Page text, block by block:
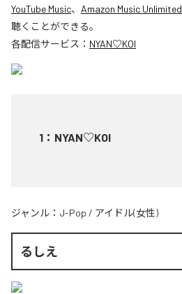
YouTube Music、 Amazon Music Unlimited
聴くことができる。
各配信サービス： NYAN♡KOI
1 ： NYAN♡KOI
ジャンル： J-Pop / アイドル(女性)
るしえ